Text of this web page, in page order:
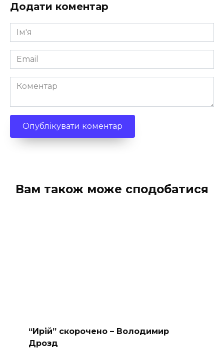
Додати коментар
Ім'я
*
Email
*
Коментар
Вам також може сподобатися
“Ирій” скорочено – Володимир
Дрозд